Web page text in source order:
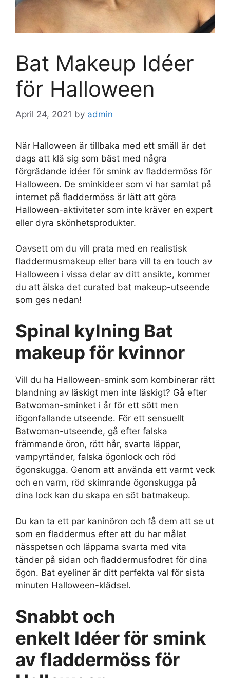
Bat Makeup Idéer
för Halloween
April 24, 2021 by admin
När Halloween är tillbaka med ett smäll är det
dags att klä sig som bäst med några
förgrädande idéer för smink av fladdermöss för
Halloween. De sminkideer som vi har samlat på
internet på fladdermöss är lätt att göra
Halloween-aktiviteter som inte kräver en expert
eller dyra skönhetsprodukter.
Oavsett om du vill prata med en realistisk
fladdermusmakeup eller bara vill ta en touch av
Halloween i vissa delar av ditt ansikte, kommer
du att älska det curated bat makeup-utseende
som ges nedan!
Spinal kylning Bat
makeup för kvinnor
Vill du ha Halloween-smink som kombinerar rätt
blandning av läskigt men inte läskigt? Gå efter
Batwoman-sminket i år för ett sött men
iögonfallande utseende. För ett sensuellt
Batwoman-utseende, gå efter falska
främmande öron, rött hår, svarta läppar,
vampyrtänder, falska ögonlock och röd
ögonskugga. Genom att använda ett varmt veck
och en varm, röd skimrande ögonskugga på
dina lock kan du skapa en söt batmakeup.
Du kan ta ett par kaninöron och få dem att se ut
som en fladdermus efter att du har målat
nässpetsen och läpparna svarta med vita
tänder på sidan och fladdermusfodret för dina
ögon. Bat eyeliner är ditt perfekta val för sista
minuten Halloween-klädsel.
Snabbt och
enkelt Idéer för smink
av fladdermöss för